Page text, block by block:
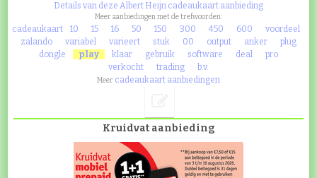
Details van deze Albert Heijn cadeaukaart aanbieding
Meer aanbiedingen met de trefwoorden:
cadeaukaart 10 15 16 50 150 300 450 600
voordeel
zalando
variabel varieert stuk 00 output anker
plug
dongle
play klaar gebruik software deal
pro
verkocht
trading b.v.
Meer cadeaukaart aanbiedingen
Kruidvat aanbieding